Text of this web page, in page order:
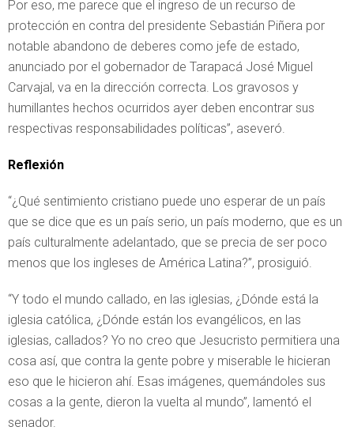
Por eso, me parece que el ingreso de un recurso de
protección en contra del presidente Sebastián Piñera por
notable abandono de deberes como jefe de estado,
anunciado por el gobernador de Tarapacá José Miguel
Carvajal, va en la dirección correcta. Los gravosos y
humillantes hechos ocurridos ayer deben encontrar sus
respectivas responsabilidades políticas”, aseveró.
Reflexión
“¿Qué sentimiento cristiano puede uno esperar de un país
que se dice que es un país serio, un país moderno, que es un
país culturalmente adelantado, que se precia de ser poco
menos que los ingleses de América Latina?”, prosiguió.
“Y todo el mundo callado, en las iglesias, ¿Dónde está la
iglesia católica, ¿Dónde están los evangélicos, en las
iglesias, callados? Yo no creo que Jesucristo permitiera una
cosa así, que contra la gente pobre y miserable le hicieran
eso que le hicieron ahí. Esas imágenes, quemándoles sus
cosas a la gente, dieron la vuelta al mundo”, lamentó el
senador.